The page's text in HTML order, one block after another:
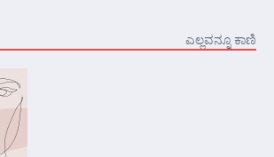
ಎಲ್ಲವನ್ನೂ ಕಾಣಿ